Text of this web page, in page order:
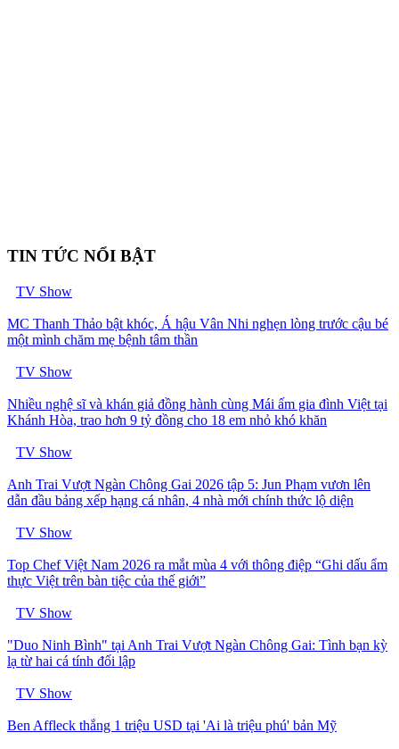
TIN TỨC NỔI BẬT
TV Show
MC Thanh Thảo bật khóc, Á hậu Vân Nhi nghẹn lòng trước cậu bé
một mình chăm mẹ bệnh tâm thần
TV Show
Nhiều nghệ sĩ và khán giả đồng hành cùng Mái ấm gia đình Việt tại
Khánh Hòa, trao hơn 9 tỷ đồng cho 18 em nhỏ khó khăn
TV Show
Anh Trai Vượt Ngàn Chông Gai 2026 tập 5: Jun Phạm vươn lên
dẫn đầu bảng xếp hạng cá nhân, 4 nhà mới chính thức lộ diện
TV Show
Top Chef Việt Nam 2026 ra mắt mùa 4 với thông điệp “Ghi dấu ẩm
thực Việt trên bàn tiệc của thế giới”
TV Show
"Duo Ninh Bình" tại Anh Trai Vượt Ngàn Chông Gai: Tình bạn kỳ
lạ từ hai cá tính đối lập
TV Show
Ben Affleck thắng 1 triệu USD tại 'Ai là triệu phú' bản Mỹ